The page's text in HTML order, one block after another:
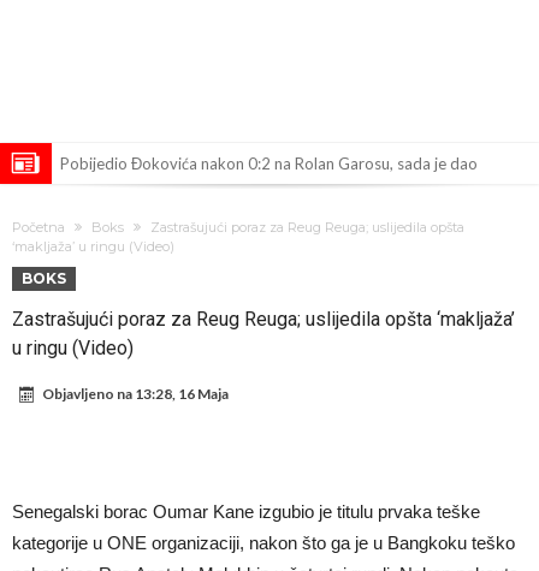
Pobijedio Đokovića nakon 0:2 na Rolan Garosu, sada je dao
daleko”
Koliko traži PSG i koji je Liverpulov “plafon” za Bredlija Barkolu?
Prva ponuda za Rafaela Leaa – odbijena!
Zašto je nepoznati italijanski petoligaš dobio nevjerovatan stadion
Početna Boks
Zastrašujući poraz za Reug Reuga; uslijedila opšta
‘makljaža’ u ringu (Video)
BOKS
Zastrašujući poraz za Reug Reuga; uslijedila opšta ‘makljaža’
u ringu (Video)
Objavljeno na 13:28, 16 Maja
Senegalski borac Oumar Kane izgubio je titulu prvaka teške
kategorije u ONE organizaciji, nakon što ga je u Bangkoku teško